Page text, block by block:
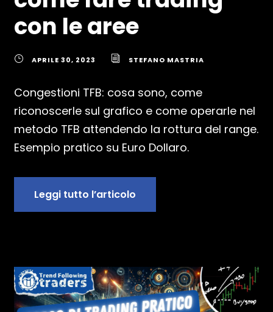
con le aree
APRILE 30, 2023 STEFANO MASTRIA
Congestioni TFB: cosa sono, come
riconoscerle sul grafico e come operarle nel
metodo TFB attendendo la rottura del range.
Esempio pratico su Euro Dollaro.
Leggi tutto l’articolo